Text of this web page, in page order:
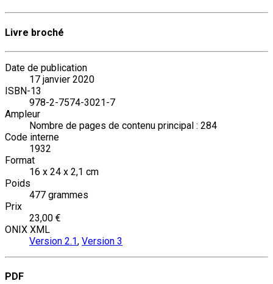
Livre broché
Date de publication
17 janvier 2020
ISBN-13
978-2-7574-3021-7
Ampleur
Nombre de pages de contenu principal : 284
Code interne
1932
Format
16 x 24 x 2,1 cm
Poids
477 grammes
Prix
23,00 €
ONIX XML
Version 2.1, Version 3
PDF